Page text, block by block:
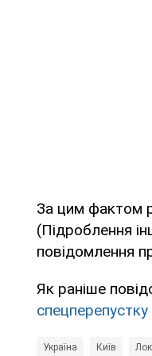
За цим фактом
(Підроблення
повідомлення
Як раніше
спецперепустку
Україна Київ